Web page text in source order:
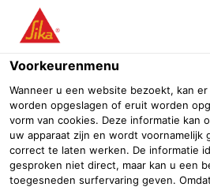
Menu
Sika @ Solutrans
Industrie Evenementen
Voorkeurenmenu
Wanneer u een website bezoekt, kan
worden opgeslagen of eruit worden
vorm van cookies. Deze informatie kan
uw apparaat zijn en wordt voornamelijk
correct te laten werken. De informatie
gesproken niet direct, maar kan u een
toegesneden surfervaring geven.